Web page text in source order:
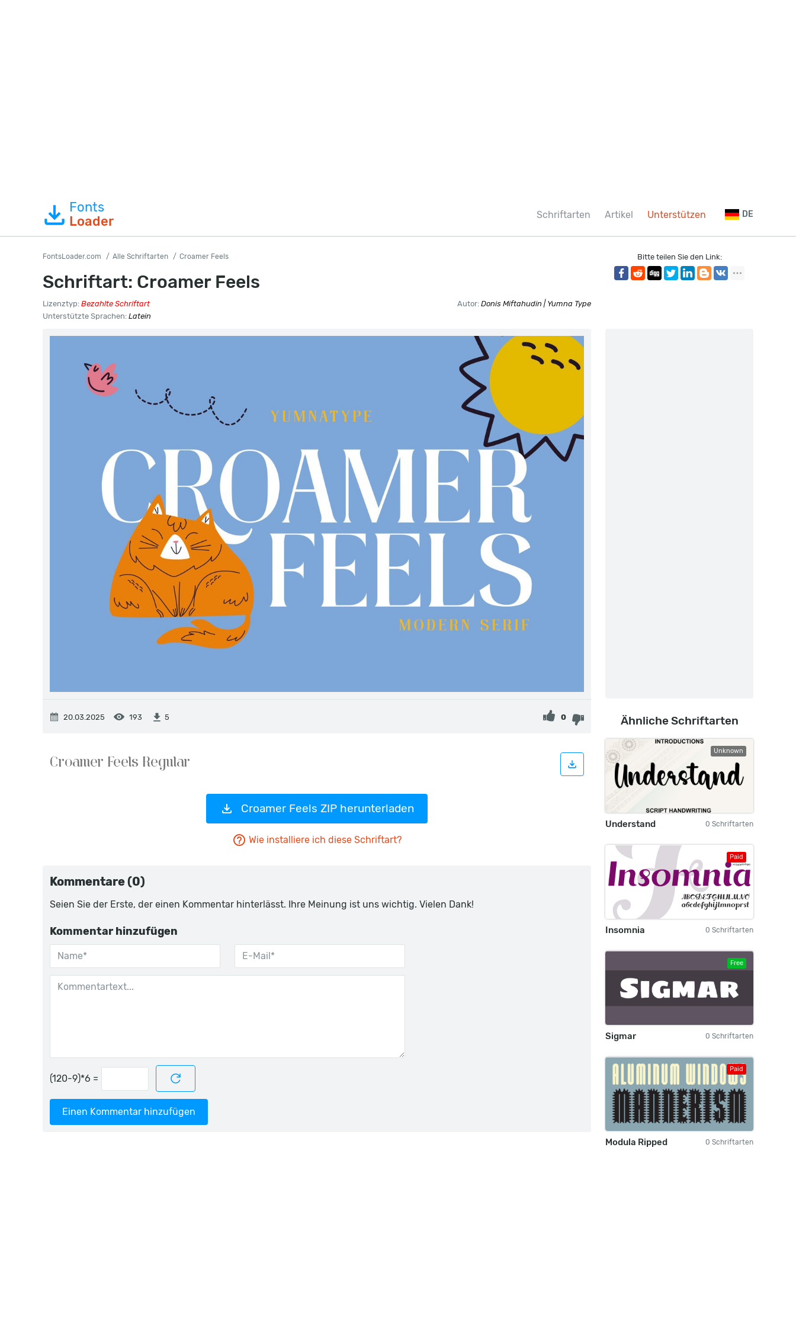
Fonts
Loader
Schriftarten Artikel Unterstützen DE
FontsLoader.com Alle Schriftarten Croamer Feels
Schriftart: Croamer Feels
Lizenztyp: Bezahlte Schriftart Autor: Donis Miftahudin | Yumna Type
Unterstützte Sprachen: Latein
Bitte teilen Sie den Link:
20.03.2025 193 5 0
Croamer Feels ZIP herunterladen
Wie installiere ich diese Schriftart?
Kommentare (0)
Seien Sie der Erste, der einen Kommentar hinterlässt. Ihre Meinung ist uns wichtig. Vielen Dank!
Kommentar hinzufügen
=
Einen Kommentar hinzufügen
Ähnliche Schriftarten
Unknown
Understand 0 Schriftarten
Paid
Insomnia 0 Schriftarten
Free
Sigmar 0 Schriftarten
Paid
Modula Ripped 0 Schriftarten